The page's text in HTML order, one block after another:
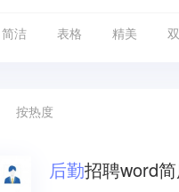
简洁 表格 精美
按热度
后勤招聘word